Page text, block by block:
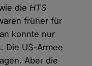
die HTS
früher für
konnte nur
Die US-Armee
Aber die